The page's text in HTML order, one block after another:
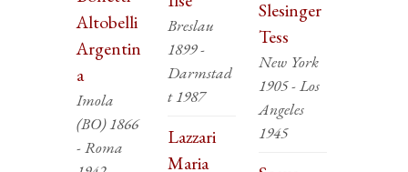
Altobelli
Argentin
a
Imola
(BO) 1866
- Roma
Breslau
1899 -
Darmstad
t 1987
Lazzari
Maria
Slesinger
Tess
New York
1905 - Los
Angeles
1945